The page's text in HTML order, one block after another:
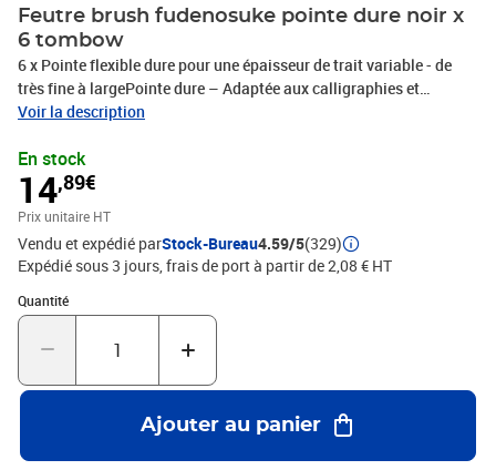
Feutre brush fudenosuke pointe dure noir x
6 tombow
6 x Pointe flexible dure pour une épaisseur de trait variable - de
très fine à largePointe dure – Adaptée aux calligraphies et
ornements filigranesConvient pour la calligraphie, les esquisses,
d'eau avec pigments, inodoreCouleur: Noir, PHOTOS NON
CONTRACTUELLES
Voir la description
En stock
14,89€
Prix unitaire HT
Vendu et expédié parStock-Bureau4.59/5(329)
Expédié sous 3 jours, frais de port à partir de 2,08 € HT
Quantité
Quantité : 1
Ajouter au panier